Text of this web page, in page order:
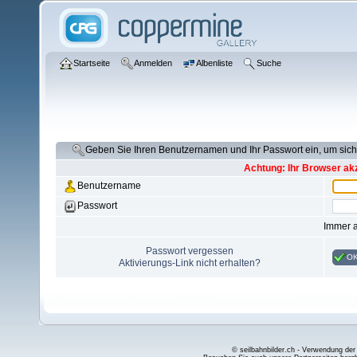
Startseite Anmelden Albenliste Suche
Geben Sie Ihren Benutzernamen und Ihr Passwort ein, um
Achtung: Ihr Browser
Benutzername
Passwort
Immer
Passwort vergessen
Aktivierungs-Link nicht erhalten?
© seilbahnbilder.ch - Verwendung